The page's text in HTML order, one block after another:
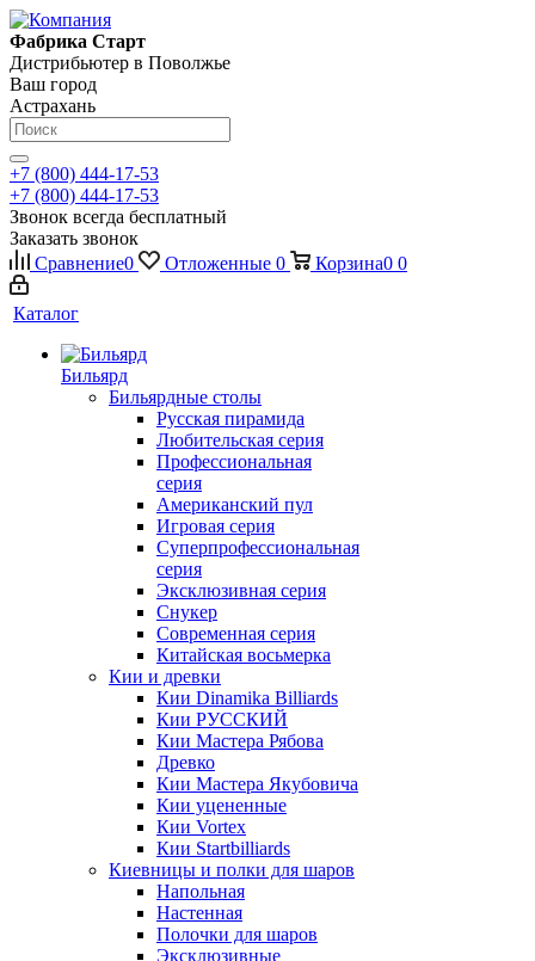
Фабрика Старт
Дистрибьютер в Поволжье
Ваш город
Астрахань
+7 (800) 444-17-53
+7 (800) 444-17-53
Звонок всегда бесплатный
Заказать звонок
Сравнение0 Отложенные 0 Корзина0 0
Каталог
Бильярд
Бильярдные столы
Русская пирамида
Любительская серия
Профессиональная
серия
Американский пул
Игровая серия
Суперпрофессиональная
серия
Эксклюзивная серия
Снукер
Современная серия
Китайская восьмерка
Кии и древки
Кии Dinamika Billiards
Кии РУССКИЙ
Кии Мастера Рябова
Древко
Кии Мастера Якубовича
Кии уцененные
Кии Vortex
Кии Startbilliards
Киевницы и полки для шаров
Напольная
Настенная
Полочки для шаров
Эксклюзивные